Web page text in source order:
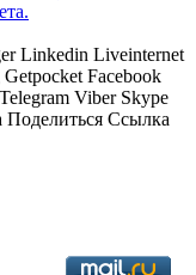
Linkedin Liveinternet
Getpocket Facebook
Telegram Viber Skype
Поделиться Ссылка